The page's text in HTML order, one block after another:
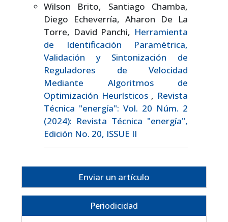
Wilson Brito, Santiago Chamba,
Diego Echeverría, Aharon De La
Torre, David Panchi, Herramienta
de Identificación Paramétrica,
Validación y Sintonización de
Reguladores de Velocidad
Mediante Algoritmos de
Optimización Heurísticos , Revista
Técnica "energía": Vol. 20 Núm. 2
(2024): Revista Técnica "energía",
Edición No. 20, ISSUE II
Enviar un artículo
Periodicidad